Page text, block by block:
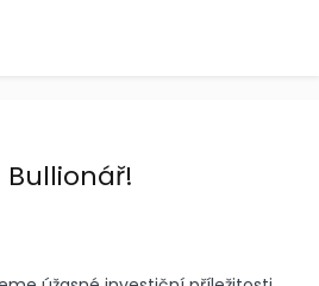
Bullionář!